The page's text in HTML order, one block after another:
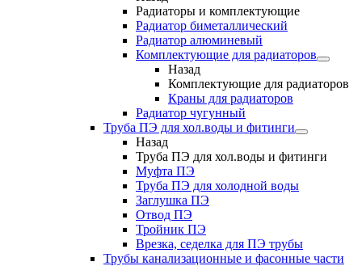
Радиаторы и комплектующие
Радиатор биметаллический
Радиатор алюминевый
Комплектующие для радиаторов
Назад
Комплектующие для радиаторов
Краны для радиаторов
Радиатор чугунный
Труба ПЭ для хол.воды и фитинги
Назад
Труба ПЭ для хол.воды и фитинги
Муфта ПЭ
Труба ПЭ для холодной воды
Заглушка ПЭ
Отвод ПЭ
Тройник ПЭ
Врезка, седелка для ПЭ трубы
Трубы канализационные и фасонные части